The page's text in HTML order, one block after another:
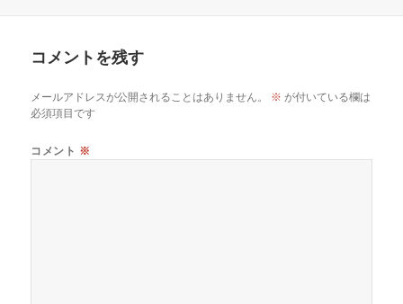
コメントを残す
メールアドレスが公開されることはありません。 ※ が付いている欄は
必須項目です
コメント ※